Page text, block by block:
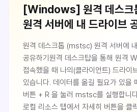
[Windows] 원격 데스
원격 서버에 내 드라이브
원격 데스크톱 (mstsc) 원격 서버에
공유하기원격 데스크탑을 통해 원격
접속했을 때 나의(클라이언트) 드라이
있습니다. 데이터를 옮길 필요가 있을
버튼 + R 을 눌러 mstsc를 실행합니
로컬 리소스 탭에서 자세히 버튼을 클